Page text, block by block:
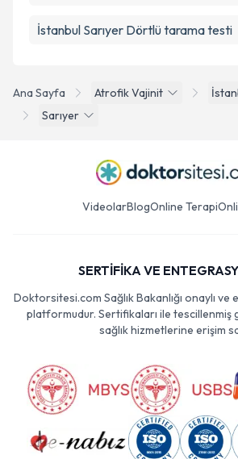
Ana Sayfa Atrofik Vajinit
Sarıyer
İstanbul Sarıyer Dörtlü tarama testi
VideolarBlogOnline Terapi
SERTİFİKA VE
Doktorsitesi.com Sağlık Bakanlığı onaylı ve
platformudur. Sertifikaları ile tescillenmiş
sağlık hizmetlerine erişim